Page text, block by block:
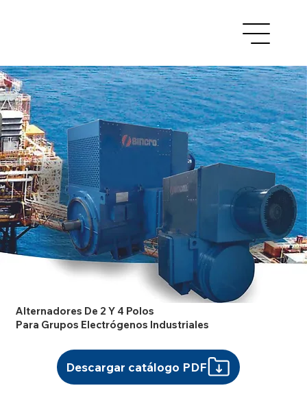
Alternadores De 2 Y 4 Polos
Para Grupos Electrógenos Industriales
Descargar catálogo PDF